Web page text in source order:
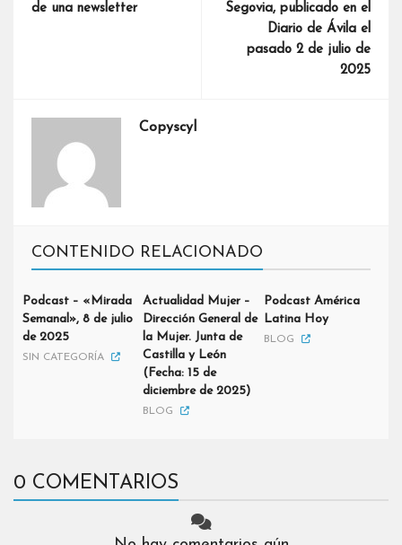
de una newsletter
Segovia, publicado en el
Diario de Ávila el
pasado 2 de julio de
2025
Copyscyl
CONTENIDO RELACIONADO
Podcast – «Mirada
Semanal», 8 de julio
de 2025
SIN CATEGORÍA
Actualidad Mujer –
Dirección General de
la Mujer. Junta de
Castilla y León
(Fecha: 15 de
diciembre de 2025)
BLOG
Podcast América
Latina Hoy
BLOG
0 COMENTARIOS